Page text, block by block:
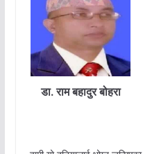
डा. राम बहादुर बोहरा